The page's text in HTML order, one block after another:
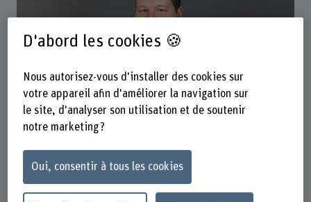
Sebastian Schläfli
Wissenschaftlicher Assistent
Contact
D'abord les cookies 🍪
Nous autorisez-vous d'installer des cookies sur
votre appareil afin d'améliorer la navigation sur
le site, d'analyser son utilisation et de soutenir
notre marketing ?
Oui, consentir à tous les cookies